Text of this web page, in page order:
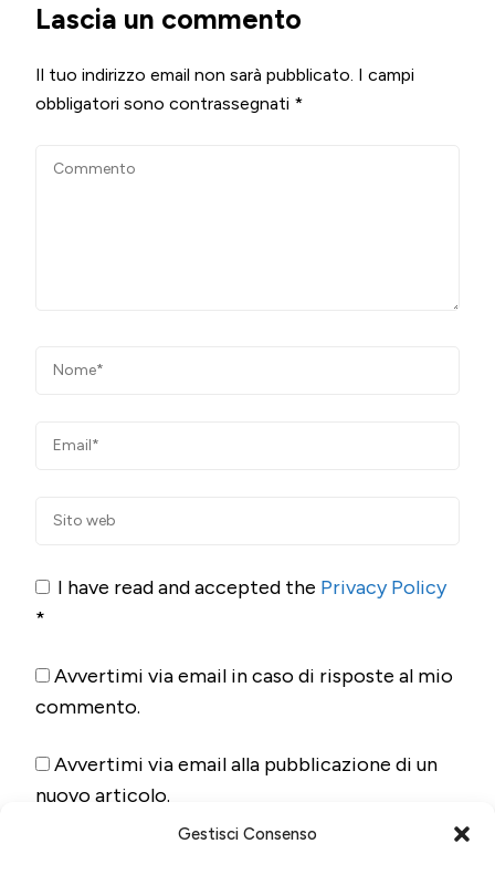
Gestisci Consenso
Lascia un commento
Il tuo indirizzo email non sarà pubblicato. I campi
obbligatori sono contrassegnati *
I have read and accepted the Privacy Policy
*
Avvertimi via email in caso di risposte al mio
commento.
Avvertimi via email alla pubblicazione di un
nuovo articolo.